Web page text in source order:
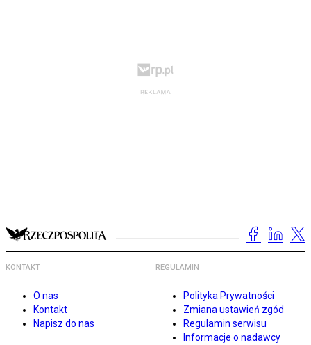
KONTAKT
O nas
Kontakt
Napisz do nas
REGULAMIN
Polityka Prywatności
Zmiana ustawień zgód
Regulamin serwisu
Informacje o nadawcy